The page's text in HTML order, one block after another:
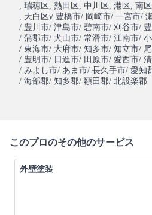
, 瑞穂区 , 熱田区 , 中川区 , 港区 , 南区
, 天白区)/ 豊橋市/ 岡崎市/ 一宮市/
/ 豊川市/ 津島市/ 碧南市/ 刈谷市/
/ 蒲郡市/ 犬山市/ 常滑市/ 江南市/
/ 東海市/ 大府市/ 知多市/ 知立市/
/ 豊明市/ 日進市/ 田原市/ 愛西市/
/ みよし市/ あま市/ 長久手市/ 愛知
/ 海部郡/ 知多郡/ 額田郡/ 北設楽郡
このプロのその他のサービス
外壁塗装